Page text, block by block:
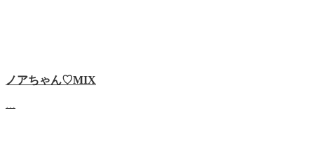
ノアちゃん♡‬MIX